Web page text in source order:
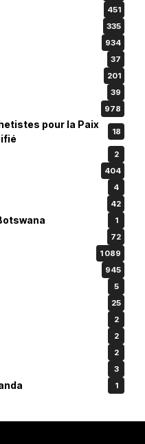
451
335
934
37
201
39
978
pour la Paix
18
2
404
4
42
1
72
1 089
945
5
25
2
2
2
3
1